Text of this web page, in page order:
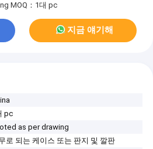
MOQ：1대 pc
지금 얘기해
pc
as per drawing
로 되는 케이스 또는 판지 및 깔판